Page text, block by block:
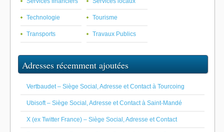
Technologie Tourisme
Transports Travaux Publics
Adresses récemment ajoutées
Vertbaudet – Siège Social, Adresse et Contact à Tourcoing
Ubisoft – Siège Social, Adresse et Contact à Saint-Mandé
X (ex Twitter France) – Siège Social, Adresse et Contact